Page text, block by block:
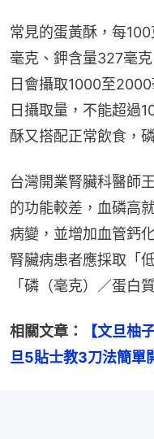
常見的蛋黃酥，每
毫克、鉀含量327毫
日會攝取1000至
日攝取量，不能超過
酥又搭配正常飲食，
台灣開業腎臟科醫師
的功能較差，血磷高
病變，並增加血管鈣
腎臟病患者應採取「
「磷（毫克）／蛋白
相關文章：
【文旦柚
旦5貼士教3刀法簡單